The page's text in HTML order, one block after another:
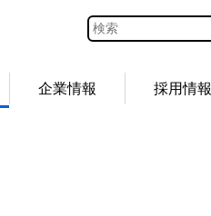
企業情報 採用情報